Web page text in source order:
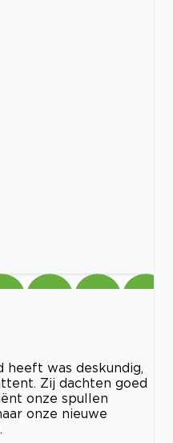
heeft was deskundig,
Zij dachten goed
onze spullen
onze nieuwe